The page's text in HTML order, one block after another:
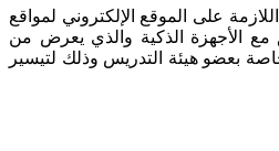
على الموقع الإلكتروني لمواقع
مع الأجهزة الذكية والذي يعرض من
بعضو هيئة التدريس وذلك لتيسير